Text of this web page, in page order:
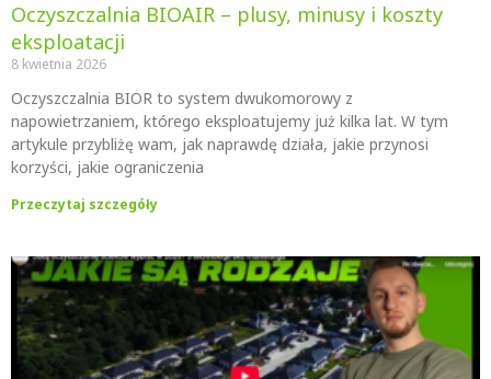
Oczyszczalnia BIOAIR – plusy, minusy i koszty
eksploatacji
8 kwietnia 2026
Oczyszczalnia BIOR to system dwukomorowy z
napowietrzaniem, którego eksploatujemy już kilka lat. W tym
artykule przybliżę wam, jak naprawdę działa, jakie przynosi
korzyści, jakie ograniczenia
Przeczytaj szczegóły